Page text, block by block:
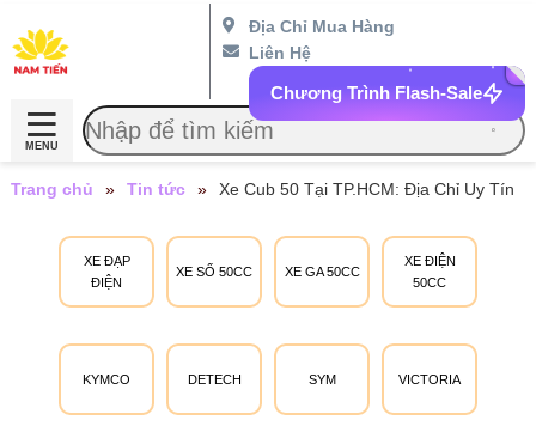
Địa Chỉ Mua Hàng
Liên Hệ
Chương Trình Flash-Sale
MENU
XE ĐẠP
ĐIỆN
XE SỐ 50CC XE GA 50CC
XE ĐIỆN
50CC
KYMCO DETECH SYM VICTORIA
Trang chủ » Tin tức » Xe Cub 50 Tại TP.HCM: Địa Chỉ Uy Tín